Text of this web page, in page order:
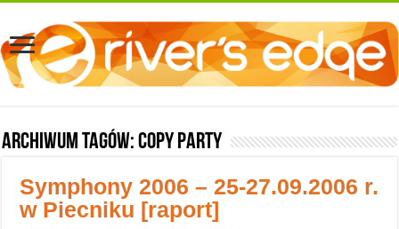
Archiwum tagów:copy party
Symphony 2006 – 25-27.09.2006 r.
w Piecniku [raport]